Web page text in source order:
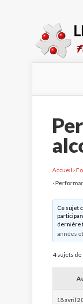
Accueil ›
›
Ce sujet
dernière
années
4 sujets de
18 avril